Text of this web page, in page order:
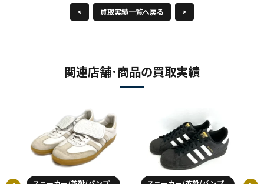
< 買取実績一覧へ戻る >
関連店舗･商品の買取実績